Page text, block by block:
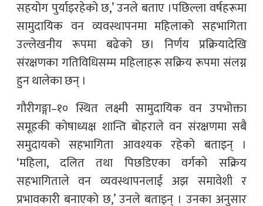
सहयोग पुर्याइरहेको छ,’ उनले बताए ।पछिल्ला वर्षहरूमा
सामुदायिक वन व्यवस्थापनमा महिलाको सहभागिता
उल्लेखनीय रूपमा बढेको छ। निर्णय प्रक्रियादेखि
संरक्षणका गतिविधिसम्म महिलाहरू सक्रिय रूपमा संलग्न
हुन थालेका छन् ।
गौरीगङ्गा–१० स्थित लक्ष्मी सामुदायिक वन उपभोक्ता
समूहकी कोषाध्यक्ष शान्ति बोहराले वन संरक्षणमा सबै
समुदायको सहभागिता आवश्यक रहेको बताइन् ।
‘महिला, दलित तथा पिछडिएका वर्गको सक्रिय
सहभागिताले वन व्यवस्थापनलाई अझ समावेशी र
प्रभावकारी बनाएको छ,’ उनले बताइन् । उनका अनुसार